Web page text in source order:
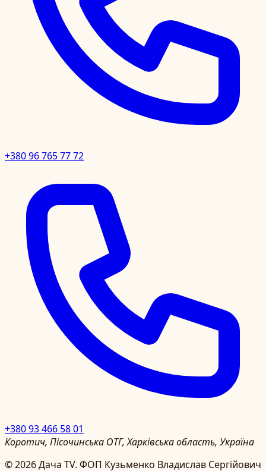
+380 96 765 77 72
+380 93 466 58 01
Коротич, Пісочинська ОТГ, Харківська область, Україна
©2026Дача TV. ФОП Кузьменко Владислав Сергійович